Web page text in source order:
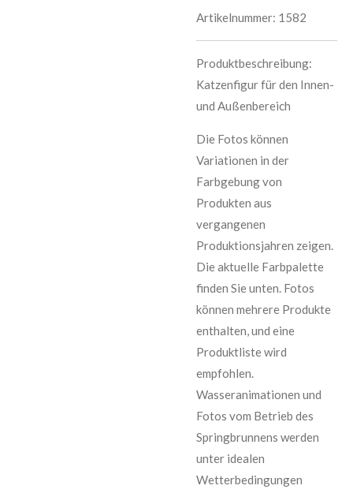
Artikelnummer: 1582
Produktbeschreibung:
Katzenfigur für den Innen-
und Außenbereich
Die Fotos können
Variationen in der
Farbgebung von
Produkten aus
vergangenen
Produktionsjahren zeigen.
Die aktuelle Farbpalette
finden Sie unten. Fotos
können mehrere Produkte
enthalten, und eine
Produktliste wird
empfohlen.
Wasseranimationen und
Fotos vom Betrieb des
Springbrunnens werden
unter idealen
Wetterbedingungen